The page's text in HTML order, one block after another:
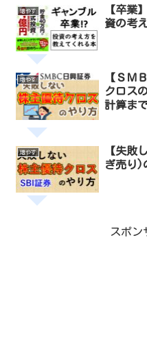
増やす
【卒業
資の考
増やす
【ＳＭ
クロス
計算ま
増やす
【失敗
ぎ売り)
スポン